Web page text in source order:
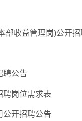
部收益管理岗)公开
聘公告
聘岗位需求表
公开招聘公告